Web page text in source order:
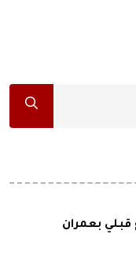
بعمران